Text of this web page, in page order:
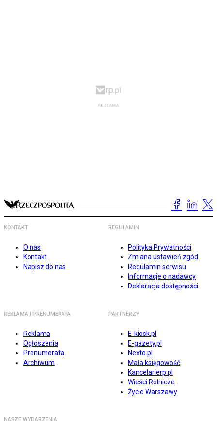
KONTAKT
O nas
Kontakt
Napisz do nas
REGULAMIN
Polityka Prywatności
Zmiana ustawień zgód
Regulamin serwisu
Informacje o nadawcy
Deklaracja dostępności
REKLAMA I PRENUMERATA
Reklama
Ogłoszenia
Prenumerata
Archiwum
PARTNERZY
E-kiosk.pl
E-gazety.pl
Nexto.pl
Mała księgowość
Kancelarierp.pl
Wieści Rolnicze
Życie Warszawy
NASZE WYDARZENIA